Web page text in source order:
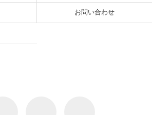
お問い合わせ